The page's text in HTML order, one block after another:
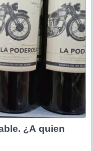
¿A quien